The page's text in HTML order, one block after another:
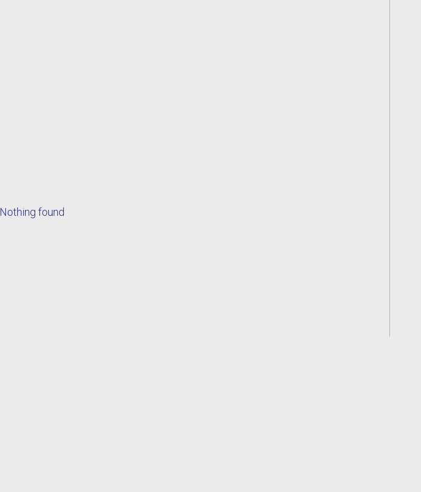
Nothing found